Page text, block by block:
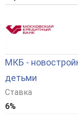
МКБ -
детьми
Ставка
6%